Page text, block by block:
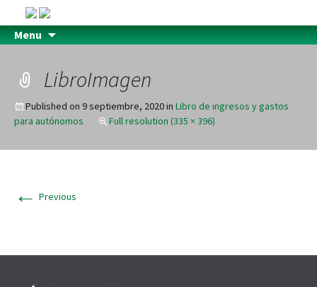
Menu
LibroImagen
Published on 9 septiembre, 2020in Libro de ingresos y gastos
para autónomos
Full resolution (335 × 396)
← Previous